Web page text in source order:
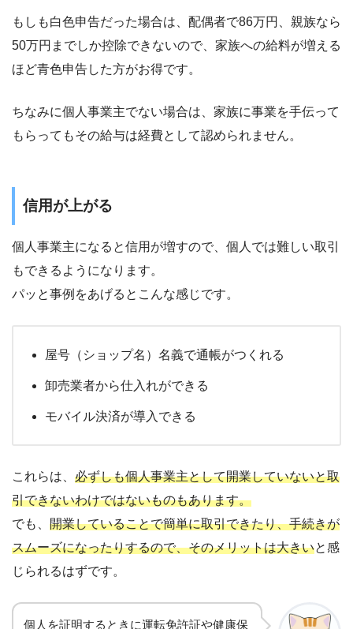
もしも白色申告だった場合は、配偶者で86万円、親族なら
50万円までしか控除できないので、家族への給料が増える
ほど青色申告した方がお得です。
ちなみに個人事業主でない場合は、家族に事業を手伝って
もらってもその給与は経費として認められません。
信用が上がる
個人事業主になると信用が増すので、個人では難しい取引
もできるようになります。
パッと事例をあげるとこんな感じです。
屋号（ショップ名）名義で通帳がつくれる
卸売業者から仕入れができる
モバイル決済が導入できる
これらは、 必ずしも個人事業主として開業していないと取
引できないわけではないものもあります。
でも、 開業していることで簡単に取引できたり、手続きが
スムーズになったりするので、そのメリットは大きいと感
じられるはずです。
個人を証明するときに運転免許証や健康保